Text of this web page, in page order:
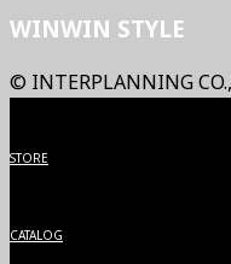
WINWIN STYLE
© INTERPLANNING
STORE
CATALOG